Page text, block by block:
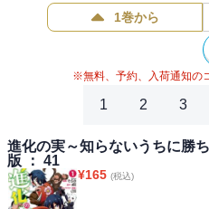
1巻から
※無料、予約、入荷通知の
1 2 3
進化の実～知らないうちに勝
版 ： 41
¥165 (税込)